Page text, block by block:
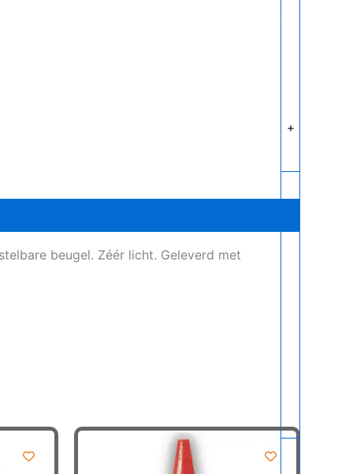
+
beugel. Zéér licht. Geleverd met